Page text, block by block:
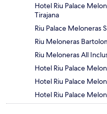
Hotel Riu Palace
Tirajana
Riu Palace Meloneras
Riu Meloneras
Riu Meloneras All
Hotel Riu Palace
Hotel Riu Palace
Hotel Riu Palace